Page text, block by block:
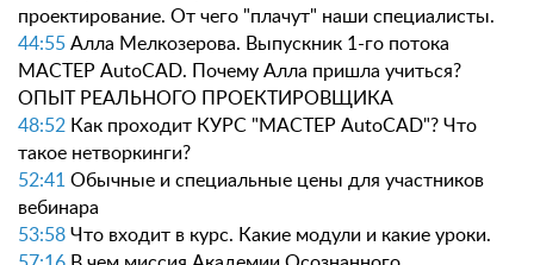
проектирование. От чего "плачут" наши специалисты.
44:55 Алла Мелкозерова. Выпускник 1-го потока
МАСТЕР AutoCAD. Почему Алла пришла учиться?
ОПЫТ РЕАЛЬНОГО ПРОЕКТИРОВЩИКА
48:52 Как проходит КУРС "МАСТЕР AutoCAD"? Что
такое нетворкинги?
52:41 Обычные и специальные цены для участников
вебинара
53:58 Что входит в курс. Какие модули и какие уроки.